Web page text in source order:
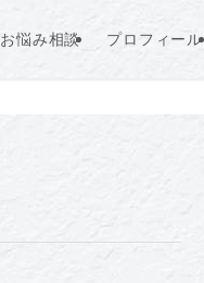
お悩み相談 プロフィール